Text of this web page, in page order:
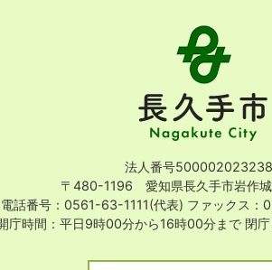
Nagakute
City
法人番号
〒480-1196 愛知県長久手市岩作城
電話番号：0561-63-1111(代表) ファックス：
庁時間：平日9時00分から16時00分まで 閉